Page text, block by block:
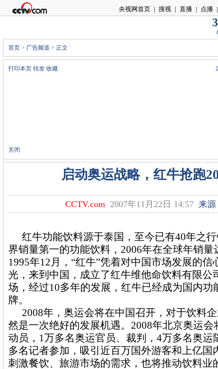
央视网首页 | 搜视 | 直播 | 点播 |
首页 > 广告频道 > 正文
打印本页 转发 收藏
关闭
启动奥运战略，红牛抢跑
CCTV.com 2007年11月22日 14:57来
红牛功能饮料源于泰国，至今已有40年之
界销量第一的功能饮料， 2006年在全球年销量
1995年12 月， “红牛”凭着对中国市场发展的信
光，来到中国，成立了红牛维他命饮料有限公
场，经过10多年的发展，红牛已经成为国内功
牌。
2008年，奥运会将在中国召开，对于饮料
然是一次绝好的发展机遇。 2008年北京奥运会
动员， 1万多名奥运官员、裁判， 4万多名奥运
多名记者参加，吸引近百万国外游客和上亿国
刺激餐饮、旅游市场的需求，也将推动饮料业